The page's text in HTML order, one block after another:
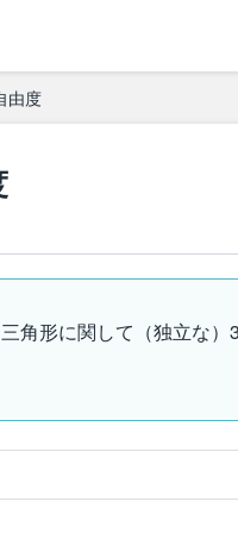
由度
角形に関して（独立な）